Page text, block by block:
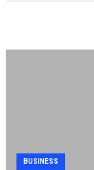
BUSINESS